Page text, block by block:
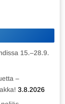
15.–28.9.
–
3.8.2026